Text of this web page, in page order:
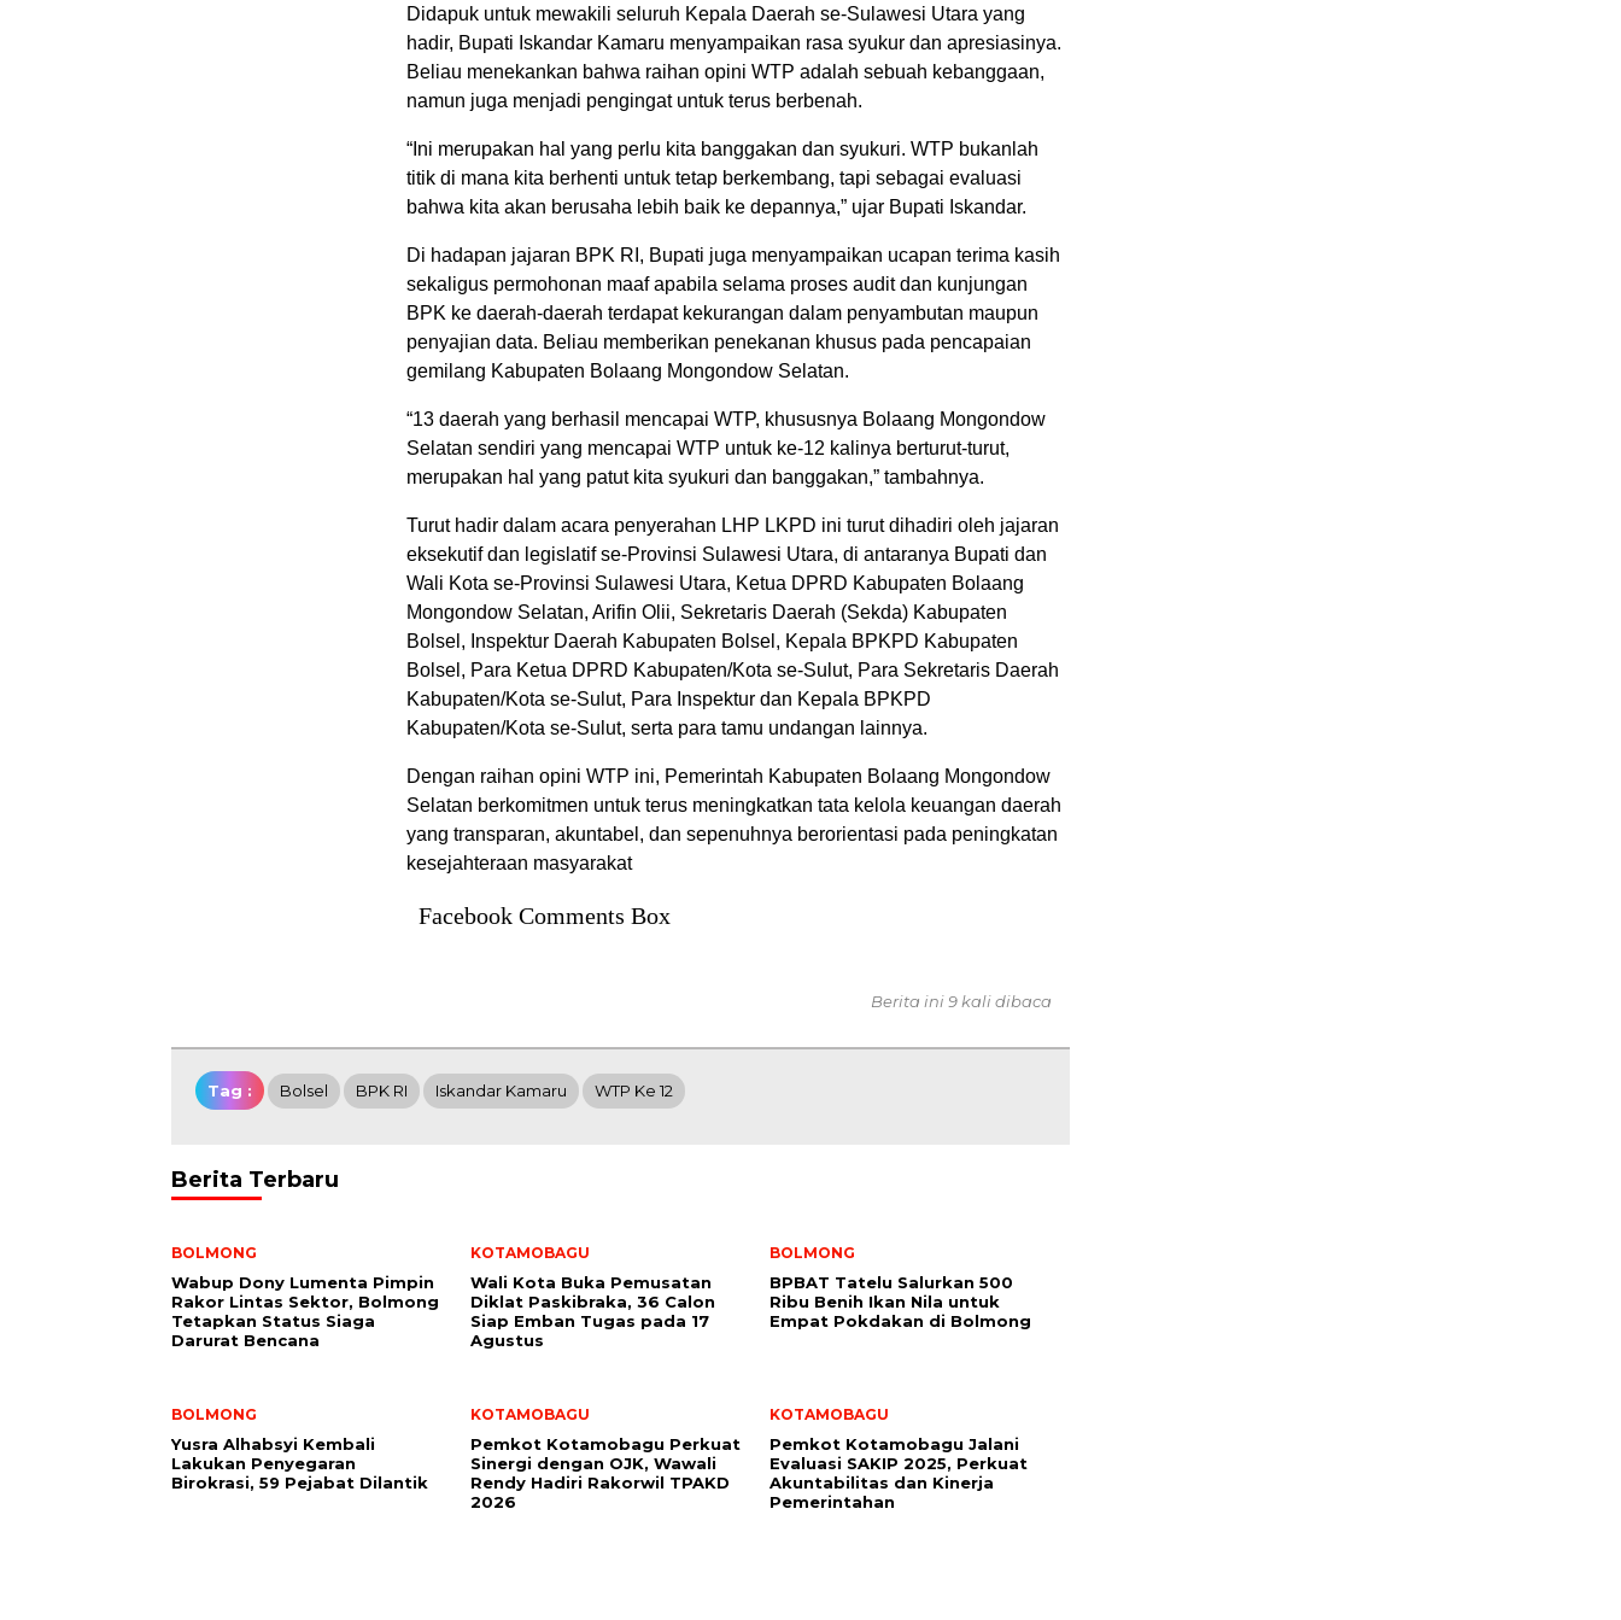
Didapuk untuk mewakili seluruh Kepala Daerah se-Sulawesi Utara yang
hadir, Bupati Iskandar Kamaru menyampaikan rasa syukur dan apresiasinya.
Beliau menekankan bahwa raihan opini WTP adalah sebuah kebanggaan,
namun juga menjadi pengingat untuk terus berbenah.
“Ini merupakan hal yang perlu kita banggakan dan syukuri. WTP bukanlah
titik di mana kita berhenti untuk tetap berkembang, tapi sebagai evaluasi
bahwa kita akan berusaha lebih baik ke depannya,” ujar Bupati Iskandar.
Di hadapan jajaran BPK RI, Bupati juga menyampaikan ucapan terima kasih
sekaligus permohonan maaf apabila selama proses audit dan kunjungan
BPK ke daerah-daerah terdapat kekurangan dalam penyambutan maupun
penyajian data. Beliau memberikan penekanan khusus pada pencapaian
gemilang Kabupaten Bolaang Mongondow Selatan.
“13 daerah yang berhasil mencapai WTP, khususnya Bolaang Mongondow
Selatan sendiri yang mencapai WTP untuk ke-12 kalinya berturut-turut,
merupakan hal yang patut kita syukuri dan banggakan,” tambahnya.
Turut hadir dalam acara penyerahan LHP LKPD ini turut dihadiri oleh jajaran
eksekutif dan legislatif se-Provinsi Sulawesi Utara, di antaranya Bupati dan
Wali Kota se-Provinsi Sulawesi Utara, Ketua DPRD Kabupaten Bolaang
Mongondow Selatan, Arifin Olii, Sekretaris Daerah (Sekda) Kabupaten
Bolsel, Inspektur Daerah Kabupaten Bolsel, Kepala BPKPD Kabupaten
Bolsel, Para Ketua DPRD Kabupaten/Kota se-Sulut, Para Sekretaris Daerah
Kabupaten/Kota se-Sulut, Para Inspektur dan Kepala BPKPD
Kabupaten/Kota se-Sulut, serta para tamu undangan lainnya.
Dengan raihan opini WTP ini, Pemerintah Kabupaten Bolaang Mongondow
Selatan berkomitmen untuk terus meningkatkan tata kelola keuangan daerah
yang transparan, akuntabel, dan sepenuhnya berorientasi pada peningkatan
kesejahteraan masyarakat
Facebook Comments Box
Berita ini 9 kali dibaca
Tag : Bolsel BPK RI Iskandar Kamaru WTP Ke 12
Berita Terbaru
BOLMONG
Wabup Dony Lumenta Pimpin
Rakor Lintas Sektor, Bolmong
Tetapkan Status Siaga
Darurat Bencana
KOTAMOBAGU
Wali Kota Buka Pemusatan
Diklat Paskibraka, 36 Calon
Siap Emban Tugas pada 17
Agustus
BOLMONG
BPBAT Tatelu Salurkan 500
Ribu Benih Ikan Nila untuk
Empat Pokdakan di Bolmong
BOLMONG
Yusra Alhabsyi Kembali
Lakukan Penyegaran
Birokrasi, 59 Pejabat Dilantik
KOTAMOBAGU
Pemkot Kotamobagu Perkuat
Sinergi dengan OJK, Wawali
Rendy Hadiri Rakorwil TPAKD
2026
KOTAMOBAGU
Pemkot Kotamobagu Jalani
Evaluasi SAKIP 2025, Perkuat
Akuntabilitas dan Kinerja
Pemerintahan